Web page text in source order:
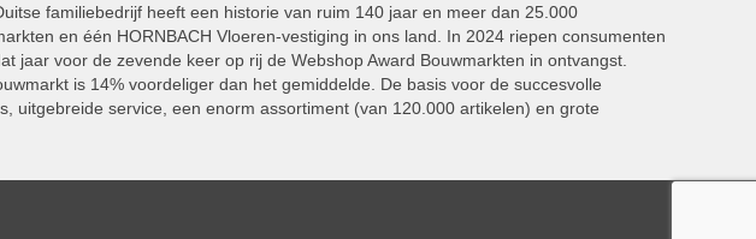
familiebedrijf heeft een historie van ruim 140 jaar en meer dan 25.000
en één HORNBACH Vloeren-vestiging in ons land. In 2024 riepen consumenten
jaar voor de zevende keer op rij de Webshop Award Bouwmarkten in ontvangst.
is 14% voordeliger dan het gemiddelde. De basis voor de succesvolle
uitgebreide service, een enorm assortiment (van 120.000 artikelen) en grote